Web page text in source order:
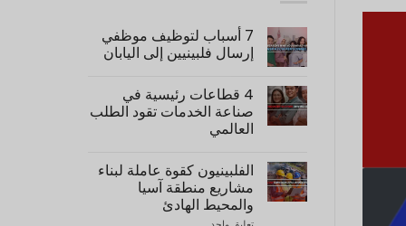
7 أسباب لتوظيف موظفي
إرسال فلبينيين إلى اليابان
تعليقات
على
7
Reasons
Should
Hire
Filipino
Dispatch
Personnel
4 قطاعات رئيسية في
صناعة الخدمات تقود الطلب
العالمي
تعليقات
على
4
Key
Service
الفلبينيون كقوة عاملة لبناء
مشاريع منطقة آسيا
والمحيط الهادئ